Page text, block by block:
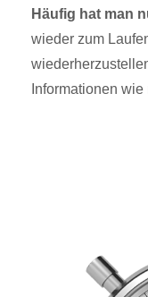
Häufig hat man
wieder zum
Informationen